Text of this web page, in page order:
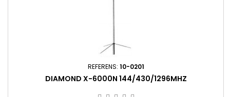
REFERENS: 10-0201
DIAMOND X-6000N 144/430/1296MHZ